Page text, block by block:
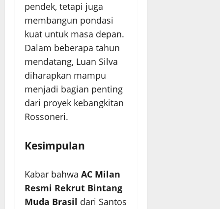
pendek, tetapi juga
membangun pondasi
kuat untuk masa depan.
Dalam beberapa tahun
mendatang, Luan Silva
diharapkan mampu
menjadi bagian penting
dari proyek kebangkitan
Rossoneri.
Kesimpulan
Kabar bahwa AC Milan
Resmi Rekrut Bintang
Muda Brasil dari Santos